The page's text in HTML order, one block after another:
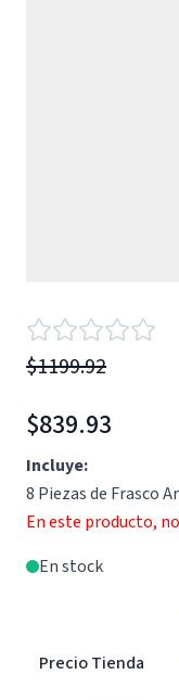
$1199.92
$839.93
Incluye:
8 Piezas de Frasco
En este producto,
En stock
Precio Tienda